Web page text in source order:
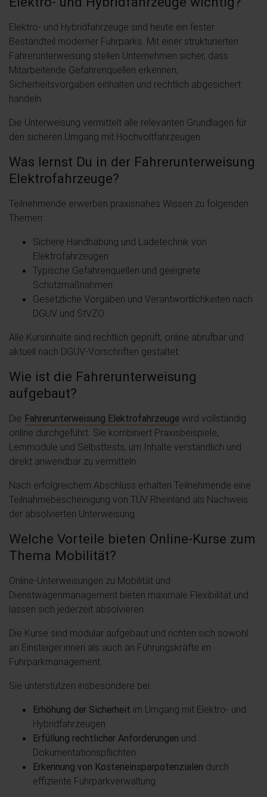
Elektro- und Hybridfahrzeuge sind heute ein fester
Bestandteil moderner Fuhrparks. Mit einer strukturierten
Fahrerunterweisung stellen Unternehmen sicher, dass
Mitarbeitende Gefahrenquellen erkennen,
Sicherheitsvorgaben einhalten und rechtlich abgesichert
handeln.
Die Unterweisung vermittelt alle relevanten Grundlagen für
den sicheren Umgang mit Hochvoltfahrzeugen.
Was lernst Du in der Fahrerunterweisung
Elektrofahrzeuge?
Teilnehmende erwerben praxisnahes Wissen zu folgenden
Themen:
Sichere Handhabung und Ladetechnik von
Elektrofahrzeugen
Typische Gefahrenquellen und geeignete
Schutzmaßnahmen
Gesetzliche Vorgaben und Verantwortlichkeiten nach
DGUV und StVZO
Alle Kursinhalte sind rechtlich geprüft, online abrufbar und
aktuell nach DGUV-Vorschriften gestaltet.
Wie ist die Fahrerunterweisung
aufgebaut?
Die Fahrerunterweisung Elektrofahrzeuge wird vollständig
online durchgeführt. Sie kombiniert Praxisbeispiele,
Lernmodule und Selbsttests, um Inhalte verständlich und
direkt anwendbar zu vermitteln.
Nach erfolgreichem Abschluss erhalten Teilnehmende eine
Teilnahmebescheinigung von TÜV Rheinland als Nachweis
der absolvierten Unterweisung.
Welche Vorteile bieten Online-Kurse zum
Thema Mobilität?
Online-Unterweisungen zu Mobilität und
Dienstwagenmanagement bieten maximale Flexibilität und
lassen sich jederzeit absolvieren.
Die Kurse sind modular aufgebaut und richten sich sowohl
an Einsteiger:innen als auch an Führungskräfte im
Fuhrparkmanagement.
Sie unterstützen insbesondere bei:
Erhöhung der Sicherheit im Umgang mit Elektro- und
Hybridfahrzeugen
Erfüllung rechtlicher Anforderungen und
Dokumentationspflichten
Erkennung von Kosteneinsparpotenzialen durch
effiziente Fuhrparkverwaltung